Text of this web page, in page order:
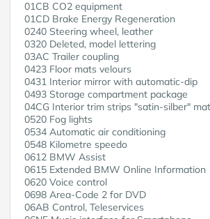
01CB CO2 equipment
01CD Brake Energy Regeneration
0240 Steering wheel, leather
0320 Deleted, model lettering
03AC Trailer coupling
0423 Floor mats velours
0431 Interior mirror with automatic-dip
0493 Storage compartment package
04CG Interior trim strips "satin-silber"
0520 Fog lights
0534 Automatic air conditioning
0548 Kilometre speedo
0612 BMW Assist
0615 Extended BMW Online Information
0620 Voice control
0698 Area-Code 2 for DVD
06AB Control, Teleservices